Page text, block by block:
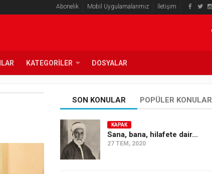
Abonelik Mobil Uygulamalarımız İletişim
KATEGORILER DOSYALAR
SON KONULAR POPÜLER KONULAR
KAPAK
Sana, bana, hilafete dair…
27 TEM, 2020